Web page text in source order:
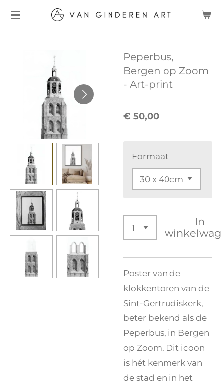
Ga
hoofdinhoud
Peperbus,
Bergen op Zoom
- Art-print
€ 50,00
Formaat
In
Poster van de
klokkentoren van de
Sint-Gertrudiskerk,
beter bekend als de
Peperbus, in Bergen
op Zoom. Dit icoon
is hét kenmerk van
de stad en in het